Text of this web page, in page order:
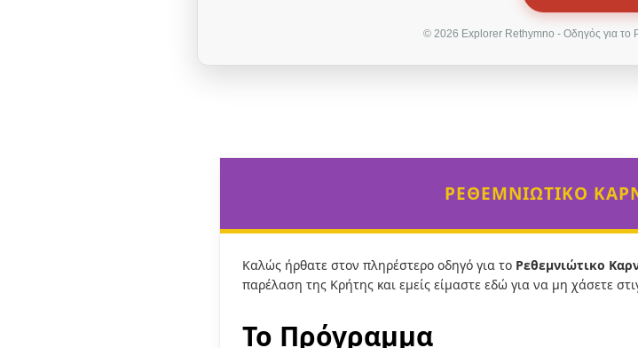
© 2026 Explorer Rethymno - Οδηγός για το
ΡΕΘΕΜΝΙΏΤΙΚΟ
Καλώς ήρθατε στον πληρέστερο οδηγό για το Ρεθεμνιώτικο
παρέλαση της Κρήτης και εμείς είμαστε εδώ για να μη χάσετε
Το Πρόγραμμα